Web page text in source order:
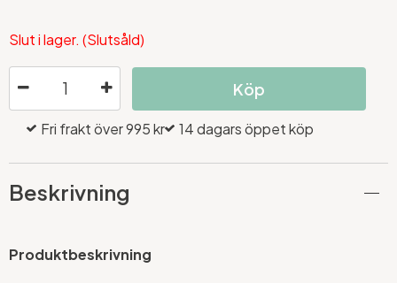
Slut i lager. (Slutsåld)
Köp
Fri frakt över 995 kr 14 dagars öppet köp
Beskrivning
Produktbeskrivning